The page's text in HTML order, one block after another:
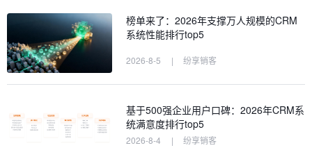
榜单来了：2026年支撑万人规模的CRM
系统性能排行top5
2026-8-5 | 纷享销客
基于500强企业用户口碑：2026年CRM系
统满意度排行top5
2026-8-4 | 纷享销客